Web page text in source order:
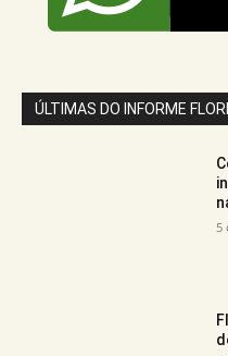
ÚLTIMAS DO INFORME
5